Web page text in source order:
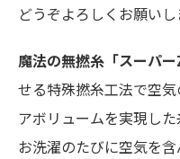
どうぞよろしくお願いし
魔法の無撚糸「スーパー
せる特殊撚糸工法で空
アボリュームを実現した
お洗濯のたびに空気を